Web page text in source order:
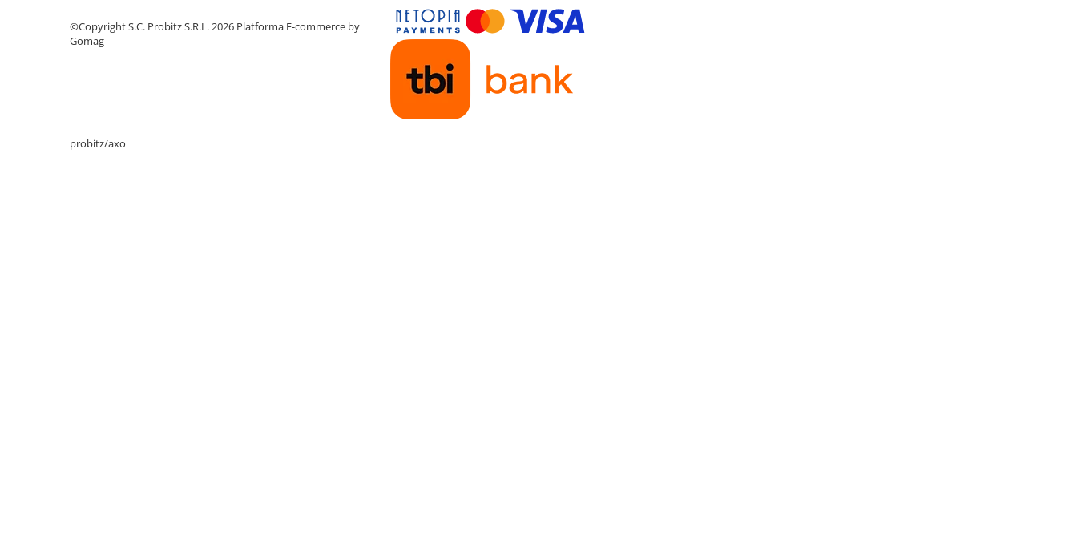
Statii GRAFICE NOI
©Copyright S.C. Probitz S.R.L. 2026 Platforma E-commerce by
Gomag
probitz/axo